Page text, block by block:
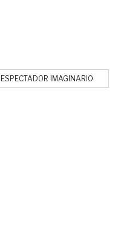
IMAGINARIO